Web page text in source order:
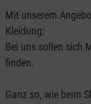
Mit unserem
Kleidung:
Bei uns sollen sich
finden.
Ganz so, wie beim